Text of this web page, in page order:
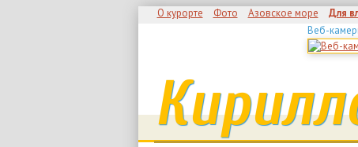
О курорте Фото Азовское море Для
Веб-